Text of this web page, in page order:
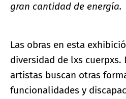
gran cantidad de energía.
Las obras en esta
diversidad de lxs cuerpxs.
artistas buscan otras
funcionalidades y